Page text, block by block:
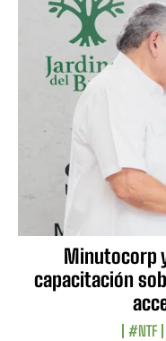
Minutocorp
capacitación
#NTF